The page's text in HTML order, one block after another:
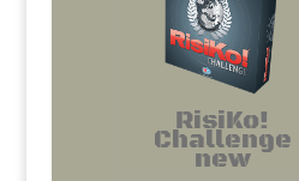
RisiKo!
Challenge
new